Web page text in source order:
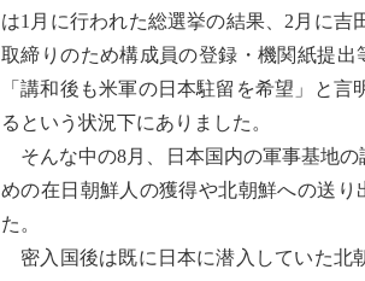
は1月に行われた総選挙の結果、2月に
取締りのため構成員の登録・機関紙提
「講和後も米軍の日本駐留を希望」と
るという状況下にありました。
そんな中の8月、日本国内の軍事基地の
めの在日朝鮮人の獲得や北朝鮮への送
た。
密入国後は既に日本に潜入していた北